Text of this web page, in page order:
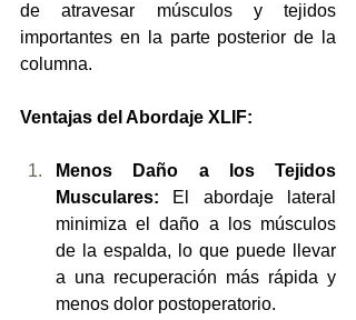
de atravesar músculos y tejidos
importantes en la parte posterior de la
columna.
Ventajas del Abordaje XLIF:
Menos Daño a los Tejidos
Musculares: El abordaje lateral
minimiza el daño a los músculos
de la espalda, lo que puede llevar
a una recuperación más rápida y
menos dolor postoperatorio.